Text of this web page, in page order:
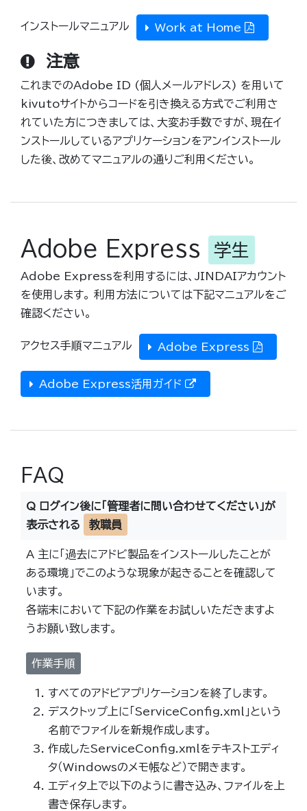
インストールマニュアル Work at Home
注意
これまでのAdobe ID (個人メールアドレス) を用いて
kivutoサイトからコードを引き換える方式でご利用さ
れていた方につきましては、大変お手数ですが、現在イ
ンストールしているアプリケーションをアンインストール
した後、改めてマニュアルの通りご利用ください。
Adobe Express 学生
Adobe Expressを利用するには、JINDAIアカウント
を使用します。 利用方法については下記マニュアルをご
確認ください。
アクセス手順マニュアル Adobe Express
Adobe Express活用ガイド
FAQ
Q ログイン後に「管理者に問い合わせてください」が
表示される
教職員
A 主に「過去にアドビ製品をインストールしたことが
ある環境」でこのような現象が起きることを確認して
います。
各端末において下記の作業をお試しいただきますよ
うお願い致します。
作業手順
すべてのアドビアプリケーションを終了します。
デスクトップ上に「ServiceConfig.xml」という
名前でファイルを新規作成します。
作成したServiceConfig.xmlをテキストエディ
タ（Windowsのメモ帳など）で開きます。
エディタ上で以下のように書き込み、ファイルを上
書き保存します。